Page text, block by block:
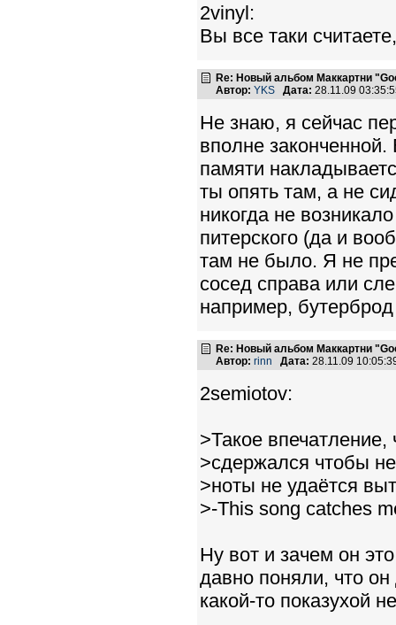
2vinyl:
Вы все таки
Re: Новый альбом Маккартни
Автор: YKS Дата: 28.11.09
Не знаю, я сейчас
вполне законченной.
памяти
ты опять там, а не
никогда не
питерского (да и
там не было. Я не
сосед справа или
например,
Re: Новый альбом Маккартни
Автор: rinn Дата: 28.11.09
2semiotov:
>Такое
>сдержался чтобы
>ноты не удаётся
>-This song catches
Ну вот и зачем он
давно поняли, что он
какой-то показухой